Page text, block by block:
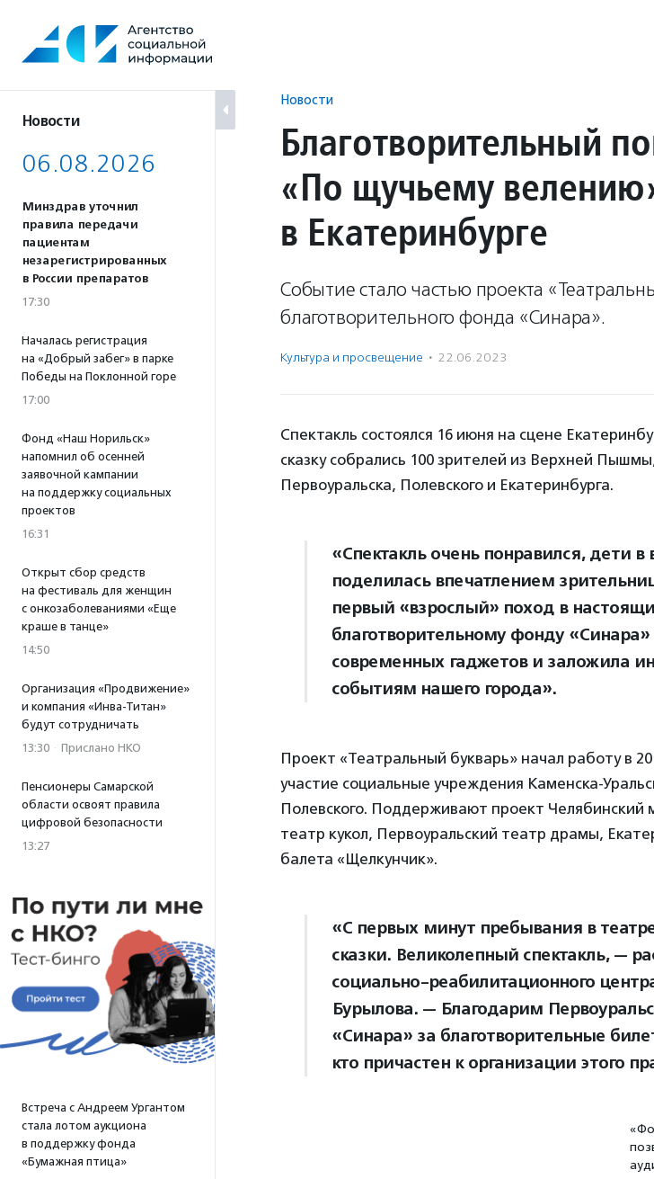
содержанию
Новости
06.08.2026
Минздрав уточнил
правила передачи
пациентам
незарегистрированных
в России препаратов
17:30
Началась регистрация
на «Добрый забег» в парке
Победы на Поклонной горе
17:00
Фонд «Наш Норильск»
напомнил об осенней
заявочной кампании
на поддержку социальных
проектов
16:31
Открыт сбор средств
на фестиваль для женщин
с онкозаболеваниями «Еще
краше в танце»
14:50
Организация «Продвижение»
и компания «Инва-Титан»
будут сотрудничать
13:30 · Прислано НКО
Пенсионеры Самарской
области освоят правила
цифровой безопасности
13:27
Встреча с Андреем Ургантом
стала лотом аукциона
в поддержку фонда
«Бумажная птица»
Новости
Благотворительный
«По щучьему
в Екатеринбурге
Событие стало частью проекта
благотворительного фонда «Синара».
Культура и просвещение · 22.06.2023
Спектакль состоялся 16 июня на сцене
сказку собрались 100 зрителей из Верхней
Первоуральска, Полевского и Екатеринбурга.
«Спектакль очень понравился, дети
поделилась впечатлением
первый «взрослый» поход в
благотворительному фонду «Синара»
современных гаджетов и заложила
событиям нашего города».
Проект «Театральный букварь» начал работу в
участие социальные учреждения Каменска-
Полевского. Поддерживают проект
театр кукол, Первоуральский театр драмы,
балета «Щелкунчик».
«С первых минут пребывания в
сказки. Великолепный спектакль, —
социально-реабилитационного
Бурылова. — Благодарим
«Синара» за благотворительные
кто причастен к организации этого